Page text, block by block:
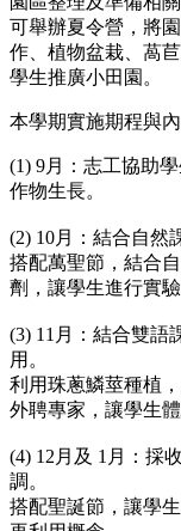
可舉辦夏令營，將
作、植物盆栽、萵
學生推廣小田園。
本學期實施期程與
(1) 9月：志工協助
作物生長。
(2) 10月：結合自然
搭配萬聖節，結合
劑，讓學生進行實驗
(3) 11月：結合雙語
用。
利用珠蔥鱗莖種植
外聘專家，讓學生
(4) 12月及 1月：採
調。
搭配聖誕節，讓學